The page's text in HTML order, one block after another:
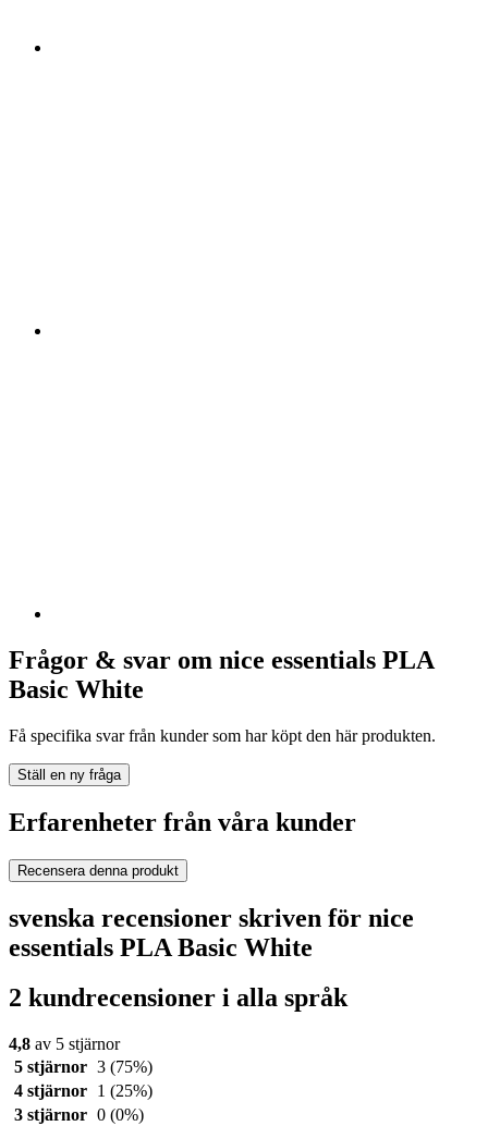
Frågor & svar om nice essentials PLA
Basic White
Få specifika svar från kunder som har köpt den här produkten.
Ställ en ny fråga
Erfarenheter från våra kunder
Recensera denna produkt
svenska recensioner skriven för nice
essentials PLA Basic White
2 kundrecensioner i alla språk
4,8 av 5 stjärnor
5 stjärnor 3 (75%)
4 stjärnor
1 (25%)
3 stjärnor 0 (0%)